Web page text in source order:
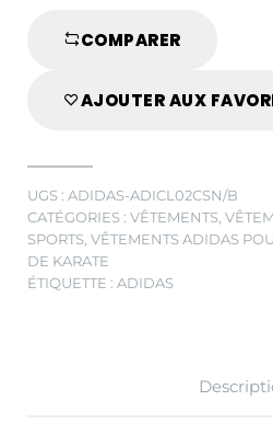
COMPARER
AJOUTER AUX
UGS : ADIDAS-ADICL02CSN/B
CATÉGORIES : VÊTEMENTS,
SPORTS, VÊTEMENTS ADIDAS
DE KARATE
ÉTIQUETTE : ADIDAS